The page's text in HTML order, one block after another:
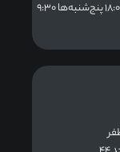
شنبه تا چهارشنبه از ساعت ۹:۳۰ الی ۱۸:۰۰ پنج‌شنبه‌ها ۹:۳۰